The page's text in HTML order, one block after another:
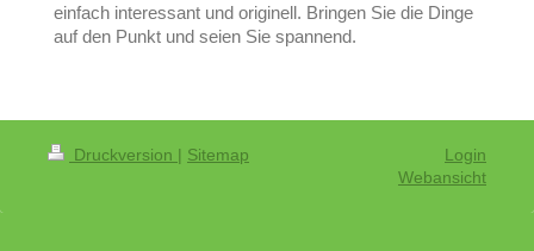
einfach interessant und originell. Bringen Sie die Dinge
auf den Punkt und seien Sie spannend.
Druckversion | Sitemap
Login
Webansicht